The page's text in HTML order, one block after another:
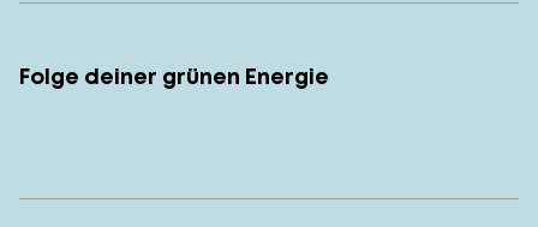
Folge deiner grünen Energie